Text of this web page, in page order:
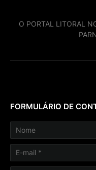
O PORTAL LITORAL
FORMULÁRIO DE